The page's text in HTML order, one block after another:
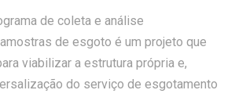
de coleta e análise
de esgoto é um projeto que
viabilizar a estrutura própria e,
do serviço de esgotamento